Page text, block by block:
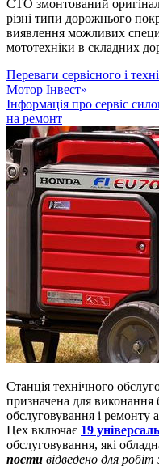
СТО змонтований
різні типи дорожнього
виявлення можливих
мототехніки в складних
Переваги сервісного і
Мотор Інвест»
Інформація про сервіс
на ремонт
Станція технічного
призначена для виконання
обслуговування і ремонту
Цех включає 19
обслуговування, які
пости відведено для